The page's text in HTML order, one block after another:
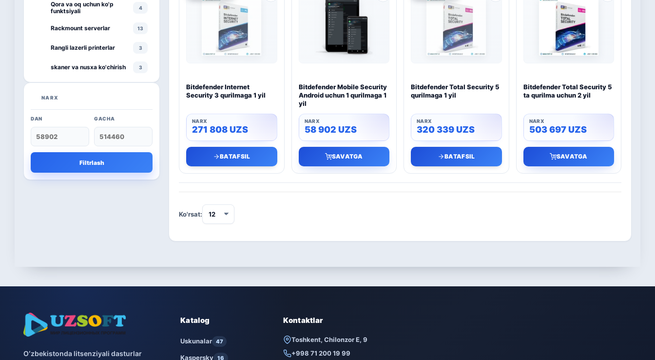
Qora va oq uchun ko'p
funktsiyali
4
Rackmount serverlar 13
Rangli lazerli printerlar 3
skaner va nusxa ko'chirish 3
Kaspersky
Microsoft 13
Jivo
NARX
DAN GACHA
Filtrlash
Bitdefender Internet
Security 3 qurilmaga 1 yil
271 808UZS
BATAFSIL
Bitdefender Mobile Security
Android uchun 1 qurilmaga 1
yil
58 902 UZS
SAVATGA
Bitdefender Total Security 5
qurilmaga 1 yil
320 339UZS
BATAFSIL
Bitdefender Total Security 5
ta qurilma uchun 2 yil
503 697UZS
SAVATGA
Ko'rsat:
Oʻzbekistonda litsenziyali dasturlar
Katalog
Uskunalar 47
Kaspersky 16
Kontaktlar
Toshkent, Chilonzor E, 9
+998 71 200 19 99